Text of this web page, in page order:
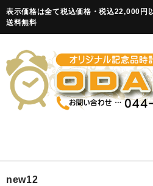
表示価格は全て税込価格・税込22,000円
送料無料
HOME
new12